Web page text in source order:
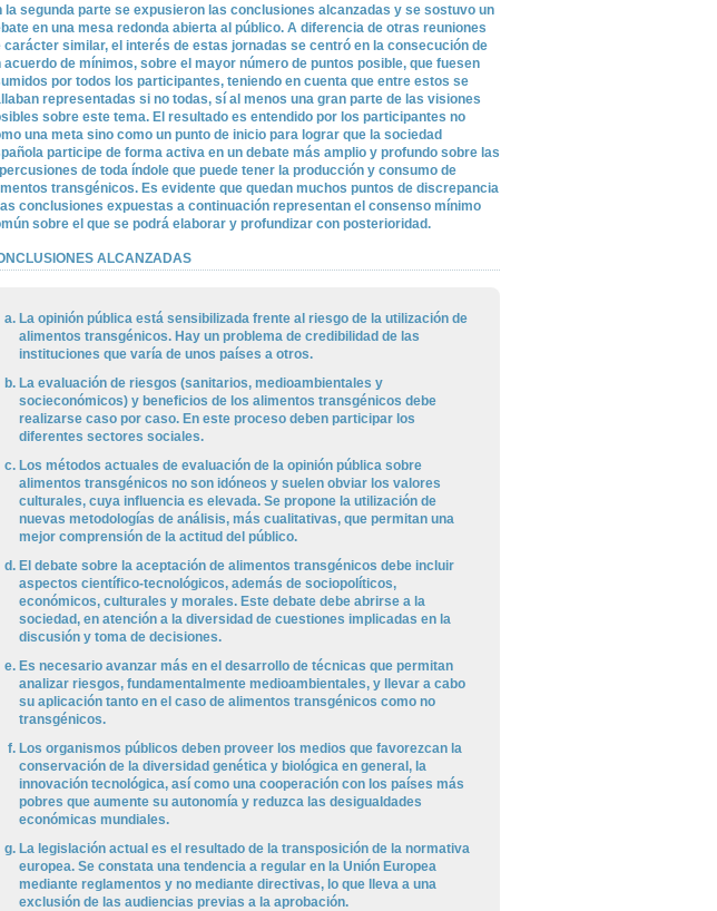
la segunda parte se expusieron las conclusiones alcanzadas y se sostuvo un
en una mesa redonda abierta al público. A diferencia de otras reuniones
carácter similar, el interés de estas jornadas se centró en la consecución de
acuerdo de mínimos, sobre el mayor número de puntos posible, que fuesen
por todos los participantes, teniendo en cuenta que entre estos se
representadas si no todas, sí al menos una gran parte de las visiones
sobre este tema. El resultado es entendido por los participantes no
una meta sino como un punto de inicio para lograr que la sociedad
participe de forma activa en un debate más amplio y profundo sobre las
de toda índole que puede tener la producción y consumo de
transgénicos. Es evidente que quedan muchos puntos de discrepancia
conclusiones expuestas a continuación representan el consenso mínimo
sobre el que se podrá elaborar y profundizar con posterioridad.
ALCANZADAS
La opinión pública está sensibilizada frente al riesgo de la utilización de
alimentos transgénicos. Hay un problema de credibilidad de las
instituciones que varía de unos países a otros.
La evaluación de riesgos (sanitarios, medioambientales y
socieconómicos) y beneficios de los alimentos transgénicos debe
realizarse caso por caso. En este proceso deben participar los
diferentes sectores sociales.
Los métodos actuales de evaluación de la opinión pública sobre
alimentos transgénicos no son idóneos y suelen obviar los valores
culturales, cuya influencia es elevada. Se propone la utilización de
nuevas metodologías de análisis, más cualitativas, que permitan una
mejor comprensión de la actitud del público.
El debate sobre la aceptación de alimentos transgénicos debe incluir
aspectos científico-tecnológicos, además de sociopolíticos,
económicos, culturales y morales. Este debate debe abrirse a la
sociedad, en atención a la diversidad de cuestiones implicadas en la
discusión y toma de decisiones.
Es necesario avanzar más en el desarrollo de técnicas que permitan
analizar riesgos, fundamentalmente medioambientales, y llevar a cabo
su aplicación tanto en el caso de alimentos transgénicos como no
transgénicos.
Los organismos públicos deben proveer los medios que favorezcan la
conservación de la diversidad genética y biológica en general, la
innovación tecnológica, así como una cooperación con los países más
pobres que aumente su autonomía y reduzca las desigualdades
económicas mundiales.
La legislación actual es el resultado de la transposición de la normativa
europea. Se constata una tendencia a regular en la Unión Europea
mediante reglamentos y no mediante directivas, lo que lleva a una
exclusión de las audiencias previas a la aprobación.